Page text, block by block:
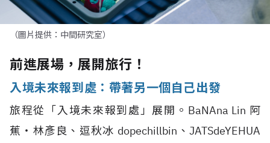
（圖片提供：中間研究室）
前進展場，展開旅行！
入境未來報到處：帶著另一個自己出發
旅程從「入境未來報到處」展開。BaNAna Lin 阿
蕉‧林彥良、逗秋冰 dopechillbin、JATSdeYEHUA